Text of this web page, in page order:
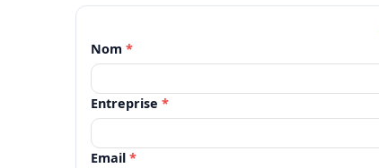
Nom *
Entreprise *
Email *